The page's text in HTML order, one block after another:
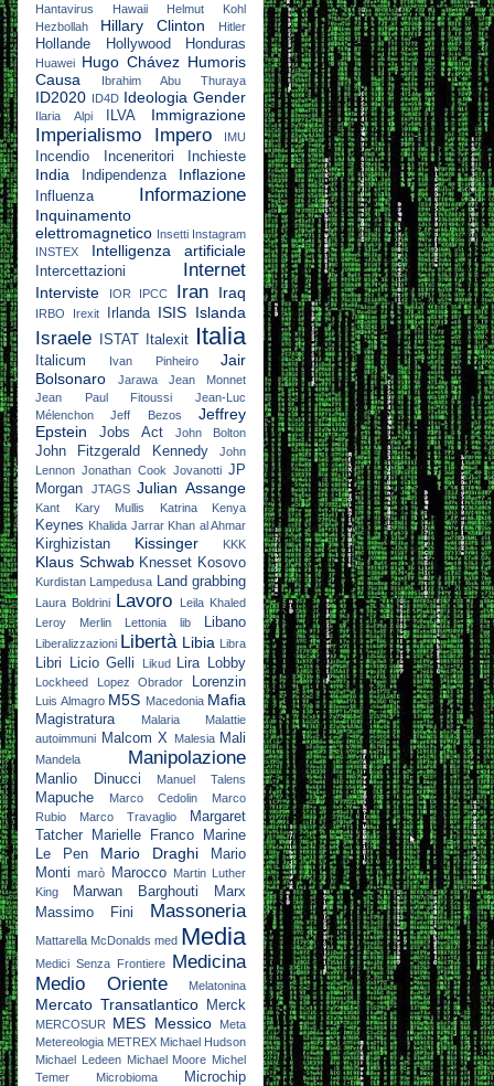
Hantavirus Hawaii
Helmut Kohl
Hezbollah
Hillary Clinton Hitler
Hollande Hollywood Honduras
Huawei Hugo Chávez Humoris
Causa
Ibrahim Abu Thuraya
ID2020 ID4D Ideologia Gender
Ilaria Alpi ILVA Immigrazione
Imperialismo Impero IMU
Incendio Inceneritori Inchieste
India Indipendenza Inflazione
Influenza Informazione
Inquinamento
elettromagnetico Insetti Instagram
INSTEX
Intelligenza artificiale
Intercettazioni Internet
Interviste IOR IPCC Iran Iraq
IRBO Irexit Irlanda ISIS Islanda
Israele ISTAT Italexit Italia
Italicum Ivan Pinheiro
Jair
Bolsonaro
Jarawa
Jean Monnet
Jean Paul Fitoussi
Jean-Luc
Mélenchon
Jeff Bezos
Jeffrey
Epstein
Jobs Act John Bolton
John Fitzgerald Kennedy
John
Lennon Jonathan Cook Jovanotti JP
Morgan
JTAGS Julian Assange
Kant Kary Mullis Katrina Kenya
Keynes Khalida Jarrar Khan al Ahmar
Kirghizistan Kissinger KKK
Klaus Schwab Knesset Kosovo
Kurdistan Lampedusa Land grabbing
Laura Boldrini Lavoro
Leila Khaled
Leroy Merlin
Lettonia lib Libano
Liberalizzazioni Libertà Libia Libra
Libri Licio Gelli Likud Lira Lobby
Lockheed Lopez Obrador Lorenzin
Luis Almagro M5S Macedonia Mafia
Magistratura Malaria
Malattie
autoimmuni Malcom X Malesia Mali
Mandela Manipolazione
Manlio Dinucci Manuel Talens
Mapuche Marco Cedolin
Marco
Rubio
Marco Travaglio
Margaret
Tatcher
Marielle Franco
Marine
Le Pen
Mario Draghi
Mario
Monti
marò Marocco
Martin Luther
King
Marwan Barghouti
Marx
Massimo Fini
Massoneria
Mattarella McDonalds med Media
Medici Senza Frontiere Medicina
Medio Oriente
Melatonina
Mercato Transatlantico Merck
MERCOSUR MES Messico
Meta
Metereologia METREX Michael Hudson
Michael Ledeen Michael Moore Michel
Temer
Microbioma Microchip